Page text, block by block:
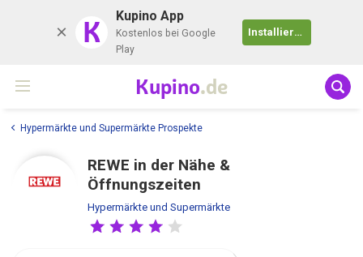
K Kupino App
Kostenlos bei Google
Play
Installieren
Kupino.de
Hypermärkte und Supermärkte Prospekte
REWE in der Nähe &
Öffnungszeiten
Hypermärkte und Supermärkte